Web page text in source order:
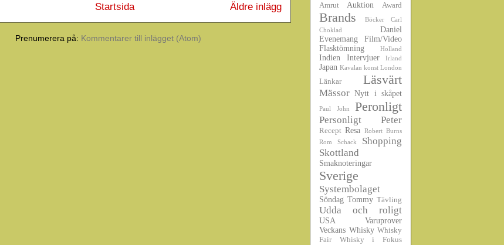
Äldre inlägg
Startsida
Prenumerera på: Kommentarer till inlägget (Atom)
Amrut Auktion Award
Brands Böcker
Carl
Choklad
Daniel
Evenemang
Film/Video
Flasktömning
Holland
Indien Intervjuer Irland
Japan Kavalan konst London
Länkar Läsvärt
Mässor Nytt i skåpet
Paul John Peronligt
Personligt Peter
Recept Resa Robert Burns
Rom
Schack
Shopping
Skottland
Smaknoteringar
Sverige
Systembolaget
Söndag Tommy Tävling
Udda och roligt
USA
Varuprover
Veckans Whisky Whisky
Fair
Whisky i Fokus